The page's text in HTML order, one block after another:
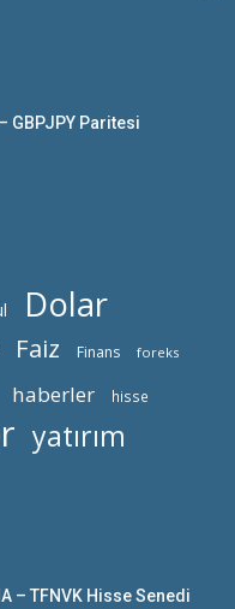
GBPJPY Paritesi
Dolar
Faiz Finans foreks
haberler hisse
yatırım
– TFNVK Hisse Senedi